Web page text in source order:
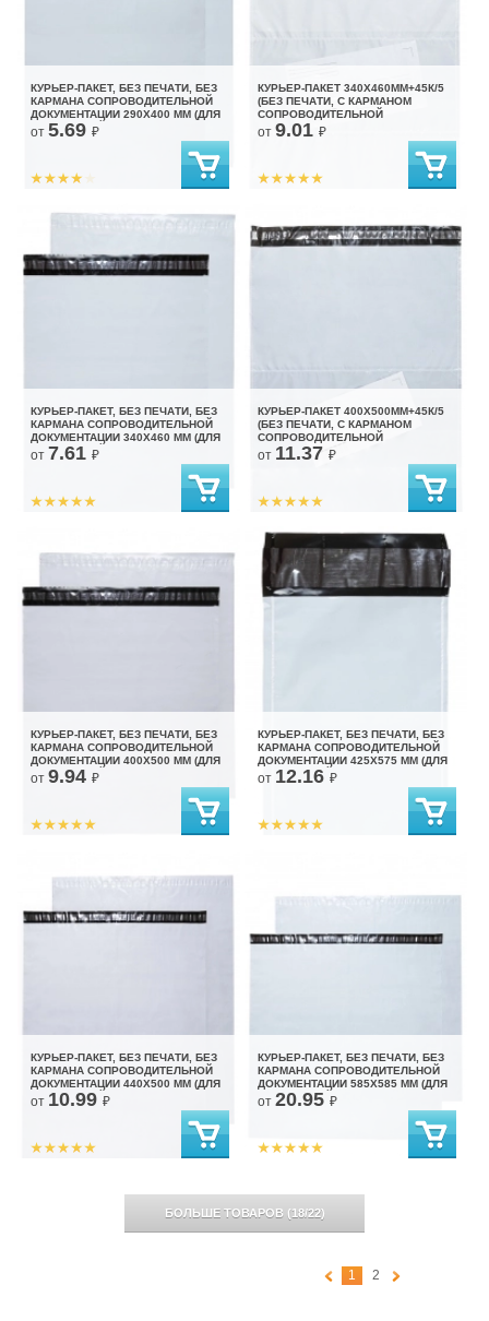
КУРЬЕР-ПАКЕТ, БЕЗ ПЕЧАТИ, БЕЗ
КАРМАНА СОПРОВОДИТЕЛЬНОЙ
ДОКУМЕНТАЦИИ 290Х400 ММ (ДЛЯ
МАРКЕТПЛЕЙСОВ)
от 5.69 ₽
КУРЬЕР-ПАКЕТ 340Х460ММ+45К/5
(БЕЗ ПЕЧАТИ, С КАРМАНОМ
СОПРОВОДИТЕЛЬНОЙ
ДОКУМЕНТАЦИИ)
от 9.01 ₽
КУРЬЕР-ПАКЕТ, БЕЗ ПЕЧАТИ, БЕЗ
КАРМАНА СОПРОВОДИТЕЛЬНОЙ
ДОКУМЕНТАЦИИ 340X460 ММ (ДЛЯ
МАРКЕТПЛЕЙСОВ)
от 7.61 ₽
КУРЬЕР-ПАКЕТ 400Х500ММ+45К/5
(БЕЗ ПЕЧАТИ, С КАРМАНОМ
СОПРОВОДИТЕЛЬНОЙ
ДОКУМЕНТАЦИИ)
от 11.37 ₽
КУРЬЕР-ПАКЕТ, БЕЗ ПЕЧАТИ, БЕЗ
КАРМАНА СОПРОВОДИТЕЛЬНОЙ
ДОКУМЕНТАЦИИ 400X500 ММ (ДЛЯ
МАРКЕТПЛЕЙСОВ)
от 9.94 ₽
КУРЬЕР-ПАКЕТ, БЕЗ ПЕЧАТИ, БЕЗ
КАРМАНА СОПРОВОДИТЕЛЬНОЙ
ДОКУМЕНТАЦИИ 425X575 ММ (ДЛЯ
МАРКЕТПЛЕЙСОВ)
от 12.16 ₽
КУРЬЕР-ПАКЕТ, БЕЗ ПЕЧАТИ, БЕЗ
КАРМАНА СОПРОВОДИТЕЛЬНОЙ
ДОКУМЕНТАЦИИ 440X500 ММ (ДЛЯ
МАРКЕТПЛЕЙСОВ)
от 10.99 ₽
КУРЬЕР-ПАКЕТ, БЕЗ ПЕЧАТИ, БЕЗ
КАРМАНА СОПРОВОДИТЕЛЬНОЙ
ДОКУМЕНТАЦИИ 585X585 ММ (ДЛЯ
МАРКЕТПЛЕЙСОВ)
от 20.95 ₽
БОЛЬШЕ ТОВАРОВ(18/22)
1 2